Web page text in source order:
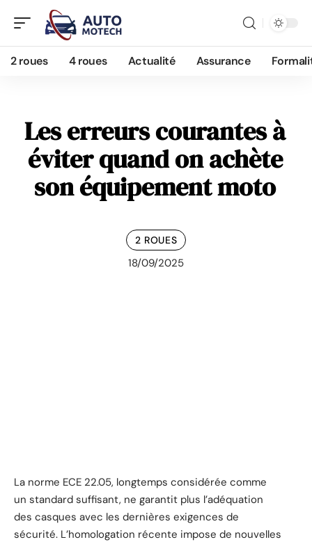
2 roues 4 roues Actualité Assurance
Les erreurs courantes à
éviter quand on achète
son équipement moto
2 ROUES
18/09/2025
La norme ECE 22.05, longtemps considérée comme
un standard suffisant, ne garantit plus l’adéquation
des casques avec les dernières exigences de
sécurité. L’homologation récente impose de nouvelles